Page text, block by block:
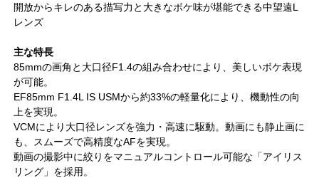
開放からキレのある描写力と大きなボケ味が堪能できる中望遠L
レンズ
主な特長
85mmの画角と大口径F1.4の組み合わせにより、美しいボケ表現
が可能。
EF85mm F1.4L IS USMから約33%の軽量化により、機動性の向
上を実現。
VCMにより大口径レンズを強力・高速に駆動。動画にも静止画に
も、スムーズで高精度なAFを実現。
動画の撮影中に絞りをマニュアルコントロール可能な「アイリス
リング」を採用。